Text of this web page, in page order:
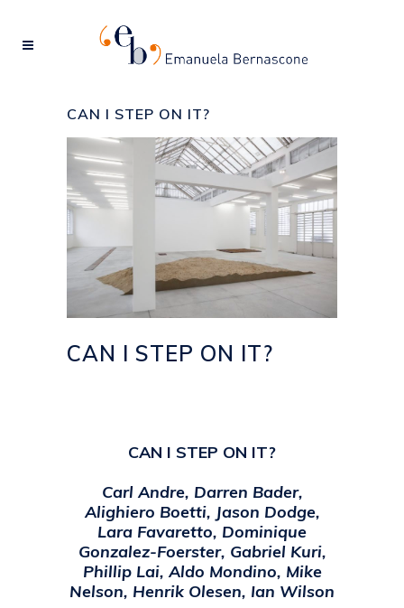
CAN I STEP ON IT?
CAN I STEP ON IT?
CAN I STEP ON IT?
Carl Andre, Darren Bader,
Alighiero Boetti, Jason Dodge,
Lara Favaretto, Dominique
Gonzalez-Foerster, Gabriel Kuri,
Phillip Lai, Aldo Mondino, Mike
Nelson, Henrik Olesen, Ian Wilson